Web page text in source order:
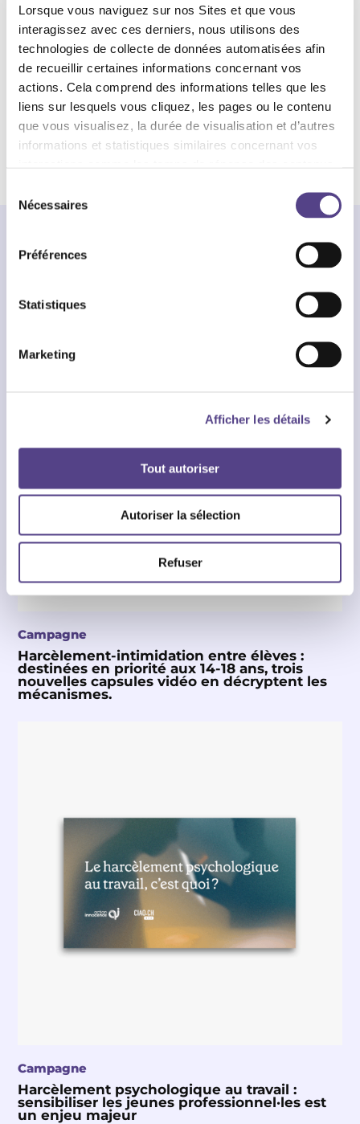
Lorsque vous naviguez sur nos Sites et que vous
interagissez avec ces derniers, nous utilisons des
technologies de collecte de données automatisées afin
de recueillir certaines informations concernant vos
actions. Cela comprend des informations telles que les
liens sur lesquels vous cliquez, les pages ou le contenu
que vous visualisez, la durée de visualisation et d’autres
informations et statistiques similaires concernant vos
certaines pages, le type de navigateur utilisé ou le lieu de
connexion. Ces informations sont saisies au moyen de
technologies automatisées comme les cookies ou par le
biais de services de suivi externes.
Nécessaires
Préférences
Statistiques
Marketing
Afficher les détails
Tout autoriser
Autoriser la sélection
Refuser
académique
Depuis 2018, Action Innocence investit le champ de la
fonder ses propres actions de prévention sur des
données concrètes.
En savoir plus
Suivez l’actualité de la Fondation
Harcèlement-intimidation entre élèves :
destinées en priorité aux 14-18 ans, trois
nouvelles capsules vidéo en décryptent les
mécanismes.
Campagne
Harcèlement psychologique au travail :
sensibiliser les jeunes professionnel·les est
un enjeu majeur
Campagne